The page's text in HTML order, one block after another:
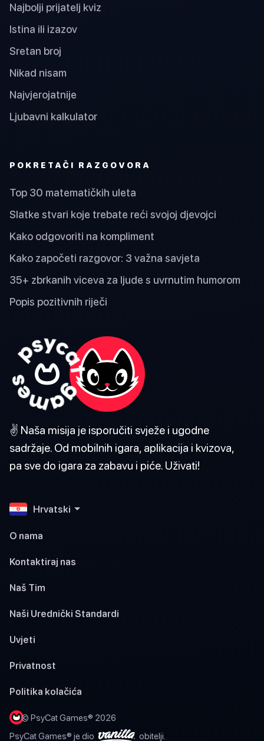
Najbolji prijatelj kviz
Istina ili izazov
Sretan broj
Nikad nisam
Najvjerojatnije
Ljubavni kalkulator
POKRETAČI RAZGOVORA
Top 30 matematičkih uleta
Slatke stvari koje trebate reći svojoj djevojci
Kako odgovoriti na kompliment
Kako započeti razgovor: 3 važna savjeta
35+ zbrkanih viceva za ljude s uvrnutim humorom
Popis pozitivnih riječi
✌️ Naša misija je isporučiti svježe i ugodne
sadržaje. Od mobilnih igara, aplikacija i kvizova,
pa sve do igara za zabavu i piće. Uživati!
Hrvatski
O nama
Kontaktiraj nas
Naš Tim
Naši Urednički Standardi
Uvjeti
Privatnost
Politika kolačića
© PsyCat Games® 2026
PsyCat Games® je dio
obitelji.